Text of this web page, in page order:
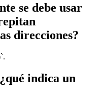
se debe usar
direcciones?
indica un